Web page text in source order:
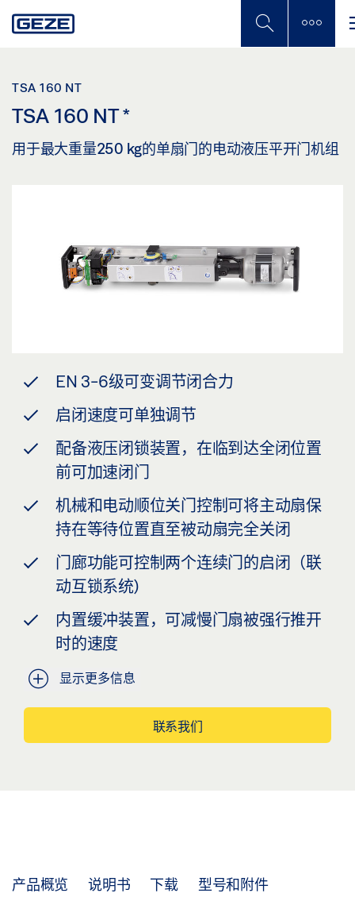
to
TSA 160 NT
TSA 160 NT*
用于最大重量250 kg的单扇门的电动液压平开门机组
EN 3-6级可变调节闭合力
启闭速度可单独调节
配备液压闭锁装置，在临到达全闭位置
前可加速闭门
机械和电动顺位关门控制可将主动扇保
持在等待位置直至被动扇完全关闭
门廊功能可控制两个连续门的启闭（联
动互锁系统)
内置缓冲装置，可减慢门扇被强行推开
时的速度
显示更多信息
联系我们
产品概览 说明书 下载 型号和附件